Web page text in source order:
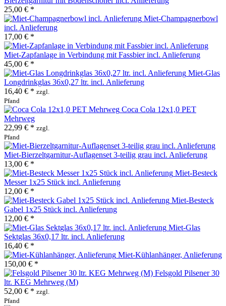
25,00 € *
Miet-Champagnerbowl
incl. Anlieferung
17,00 € *
Miet-Zapfanlage in Verbindung mit Fassbier incl. Anlieferung
45,00 € *
Miet-Glas
Longdrinkglas 36x0,27 ltr. incl. Anlieferung
16,40 € * zzgl.
Pfand
Coca Cola 12x1,0 PET
Mehrweg
22,99 € * zzgl.
Pfand
Miet-Bierzeltgarnitur-Auflagenset 3-teilig grau incl. Anlieferung
13,00 € *
Miet-Besteck
Messer 1x25 Stück incl. Anlieferung
12,00 € *
Miet-Besteck
Gabel 1x25 Stück incl. Anlieferung
12,00 € *
Miet-Glas
Sektglas 36x0,17 ltr. incl. Anlieferung
16,40 € *
Miet-Kühlanhänger, Anlieferung
150,00 € *
Felsgold Pilsener 30
ltr. KEG Mehrweg (M)
52,00 € * zzgl.
Pfand